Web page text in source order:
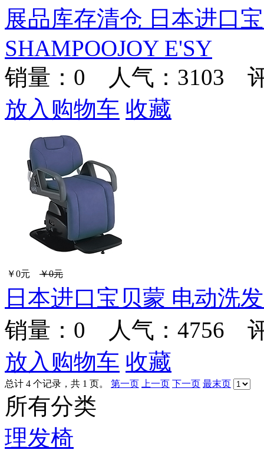
展品库存清仓 日本进口
SHAMPOOJOY E'SY
销量： 0 人气：3103
放入购物车 收藏
￥0元 ￥0元
日本进口宝贝蒙 电动洗
销量： 0 人气：4756
放入购物车 收藏
总计 4 个记录，共 1 页。 第一页 上一页 下一页 最末页
所有分类
理发椅